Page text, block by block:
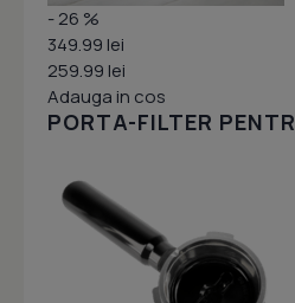
- 26 %
349.99 lei
259.99 lei
Adauga in cos
PORTA-FILTER